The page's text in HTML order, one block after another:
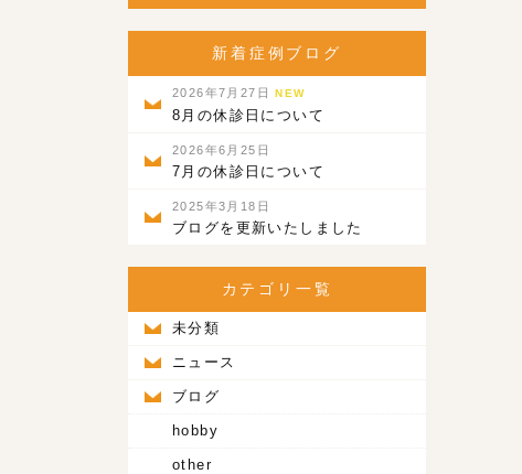
新着症例ブログ
2026年7月27日NEW
8月の休診日について
2026年6月25日
7月の休診日について
2025年3月18日
ブログを更新いたしました
カテゴリ一覧
未分類
ニュース
ブログ
hobby
other